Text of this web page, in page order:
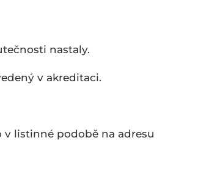
nastaly.
v akreditaci.
listinné podobě na adresu